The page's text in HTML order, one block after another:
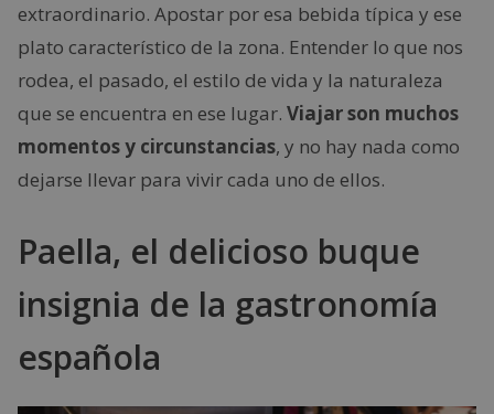
extraordinario. Apostar por esa bebida típica y ese
plato característico de la zona. Entender lo que nos
rodea, el pasado, el estilo de vida y la naturaleza
que se encuentra en ese lugar. Viajar son muchos
momentos y circunstancias, y no hay nada como
dejarse llevar para vivir cada uno de ellos.
Paella, el delicioso buque
insignia de la gastronomía
española